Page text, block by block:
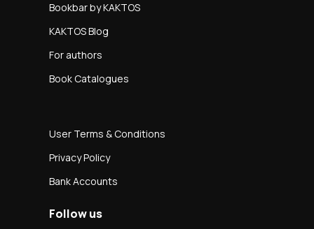
Bookbar by KAKTOS
KAKTOS Blog
For authors
Book Catalogues
User Terms & Conditions
Privacy Policy
Bank Accounts
Follow us